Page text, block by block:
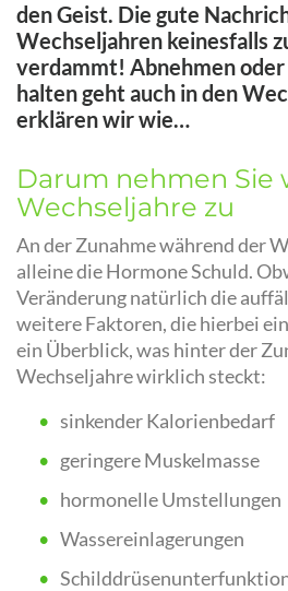
den Geist. Die gute
Wechseljahren keinesfalls
verdammt! Abnehmen
halten geht auch in den
erklären wir wie…
Darum nehmen Sie
Wechseljahre zu
An der Zunahme während der
alleine die Hormone Schuld.
Veränderung natürlich die
weitere Faktoren, die hierbei
ein Überblick, was hinter der
Wechseljahre wirklich steckt:
sinkender Kalorienbedarf
geringere Muskelmasse
hormonelle Umstellungen
Wassereinlagerungen